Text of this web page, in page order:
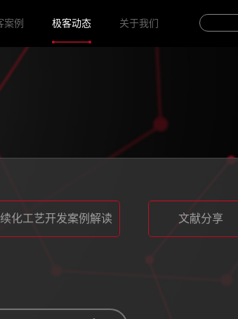
案例 极客动态 关于我们
化工艺开发案例解读 文献分享